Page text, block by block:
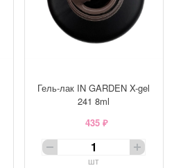
Гель-лак IN GARDEN X-gel
241 8ml
435 ₽
шт